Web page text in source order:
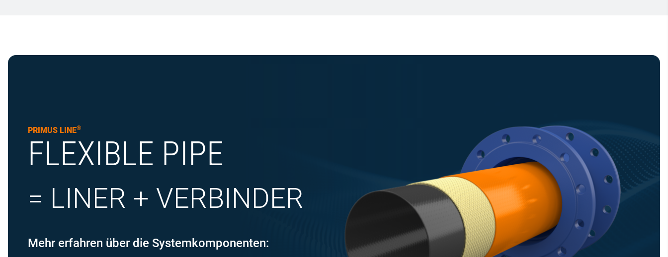
PRIMUS LINE®
FLEXIBLE PIPE
= LINER + VERBINDER
Mehr erfahren über die Systemkomponenten: